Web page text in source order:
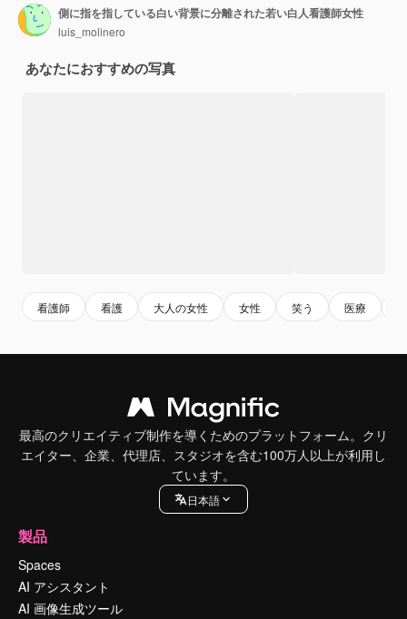
側に指を指している白い背景に分離された若い白人看護師女性
luis_molinero
あなたにおすすめの写真
看護師 看護 大人の女性 女性 笑う 医療
最高のクリエイティブ制作を導くためのプラットフォーム。クリ
エイター、企業、代理店、スタジオを含む100万人以上が利用し
ています。
日本語
製品
Spaces
AI アシスタント
AI 画像生成ツール